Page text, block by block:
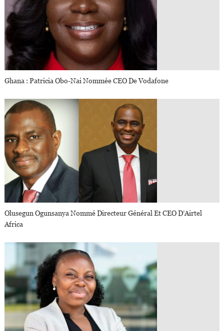
Ghana : Patricia Obo-Nai Nommée CEO De Vodafone
Olusegun Ogunsanya Nommé Directeur Général Et CEO D’Airtel
Africa